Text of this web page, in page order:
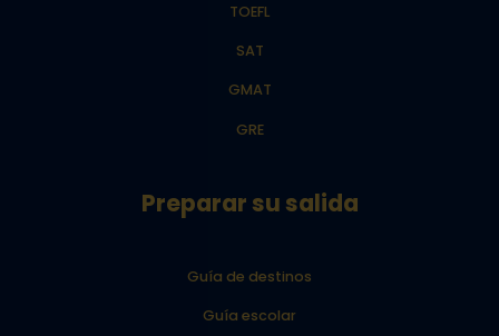
TOEFL
SAT
GMAT
GRE
Preparar su salida
Guía de destinos
Guía escolar